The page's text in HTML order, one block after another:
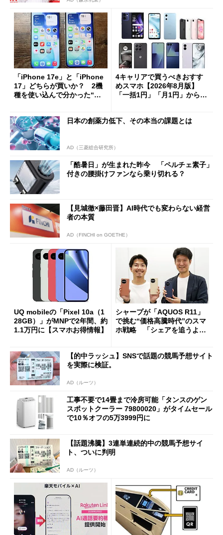
「iPhone 17e」と「iPhone
17」どちらが買いか？ 2機
種を使い込んで分かった“ス
4キャリアで買うべきおすす
めスマホ【2026年8月版】
「一括1円」「月1円」からお
日本の創薬力低下、その本当の課題とは
AD（三菱総合研究所）
「酷暑日」が生まれた昨今 「ペルチェ素子」
付きの腰掛けファンなら乗り切れる？
【見城徹×藤田晋】AI時代でも変わらない経営
者の本質
AD（FINCHI on GOETHE）
UQ mobileの「Pixel 10a（1
28GB）」がMNPで2年間、約
1.1万円に【スマホお得情報】
シャープが「AQUOS R11」
で挑む“価格高騰時代”のスマ
ホ戦略 「シェアを追うより
【的中ラッシュ】SNSで話題の競馬予想サイト
を実際に検証。
AD（ルーツ）
工事不要で14畳まで冷房可能「タンスのゲン
スポットクーラー 79800020」がタイムセール
で10％オフの5万3999円に
【話題沸騰】3連単連続的中の競馬予想サイ
ト、ついに判明
AD（ルーツ）